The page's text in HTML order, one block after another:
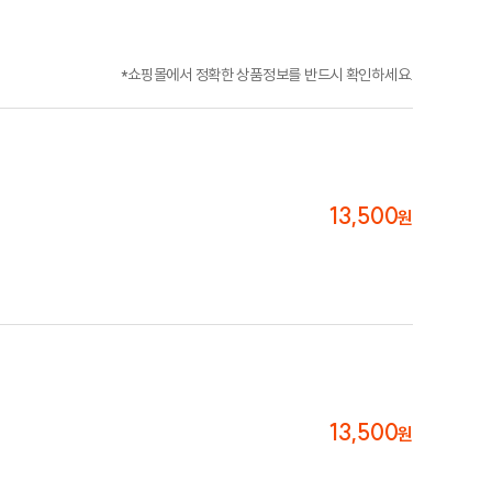
*쇼핑몰에서 정확한 상품정보를 반드시 확인하세요.
13,500원
13,500원